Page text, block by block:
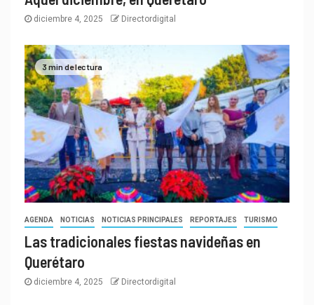
diciembre 4, 2025 Directordigital
3 min de lectura
AGENDA NOTICIAS NOTICIAS PRINCIPALES REPORTAJES TURISMO
Las tradicionales fiestas navideñas en
Querétaro
diciembre 4, 2025 Directordigital